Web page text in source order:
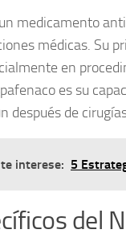
medicamento
médicas. Su
en
es su
después de
interese: 5
del